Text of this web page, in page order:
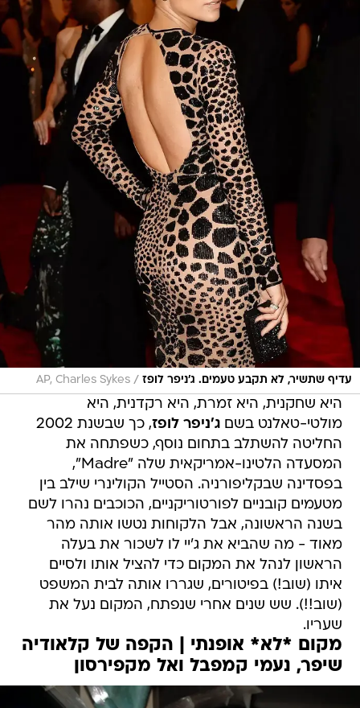
עדיף שתשיר, לא תקבע טעמים. ג'ניפר לופז /
AP, Charles Sykes
היא שחקנית, היא זמרת, היא רקדנית, היא
מולטי-טאלנט בשםג'ניפר לופז
, כך שבשנת 2002
החליטה להשתלב בתחום נוסף, כשפתחה את
המסעדה הלטינו-אמריקאית שלה "Madre",
בפסדינה שבקליפורניה. הסטייל הקולינרי שילב בין
מטעמים קובניים לפורטוריקניים, הכוכבים נהרו לשם
בשנה הראשונה, אבל הלקוחות נטשו אותה מהר
מאוד - מה שהביא את ג'יי לו לשכור את בעלה
הראשון לנהל את המקום כדי להציל אותו ולסיים
איתו (שוב!) בפיטורים, שגררו אותה לבית המשפט
(שוב!!). שש שנים אחרי שנפתח, המקום נעל את
שעריו.
מקום *לא* אופנתי | הקפה של קלאודיה
שיפר, נעמי קמפבל ואל מקפירסון